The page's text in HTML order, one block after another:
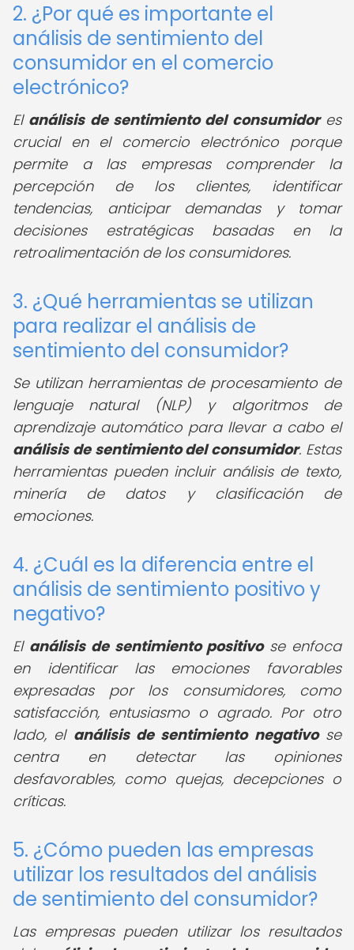
2. ¿Por qué es importante el
análisis de sentimiento del
consumidor en el comercio
electrónico?
El análisis de sentimiento del consumidores
crucial en el comercio electrónico porque
permite a las empresas comprender la
percepción de los clientes, identificar
tendencias, anticipar demandas y tomar
decisiones estratégicas basadas en la
retroalimentación de los consumidores.
3. ¿Qué herramientas se utilizan
para realizar el análisis de
sentimiento del consumidor?
Se utilizan herramientas de procesamiento de
lenguaje natural (NLP) y algoritmos de
aprendizaje automático para llevar a cabo el
análisis de sentimiento del consumidor. Estas
herramientas pueden incluir análisis de texto,
minería de datos y clasificación de
emociones.
4. ¿Cuál es la diferencia entre el
análisis de sentimiento positivo y
negativo?
El análisis de sentimiento positivose enfoca
en identificar las emociones favorables
expresadas por los consumidores, como
satisfacción, entusiasmo o agrado. Por otro
lado, el análisis de sentimiento negativose
centra en detectar las opiniones
desfavorables, como quejas, decepciones o
críticas.
5. ¿Cómo pueden las empresas
utilizar los resultados del análisis
de sentimiento del consumidor?
Las empresas pueden utilizar los resultados